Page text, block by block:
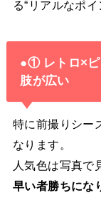
る“リアルなポイ
●① レトロ×ピ
肢が広い
特に前撮りシー
なります。
人気色は写真で
早い者勝ちにな